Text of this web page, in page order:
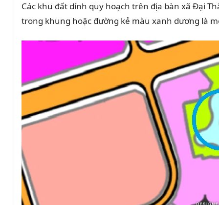
Các khu đất dính quy hoạch trên địa bàn xã Đại
trong khung hoặc đường kẻ màu xanh dương là